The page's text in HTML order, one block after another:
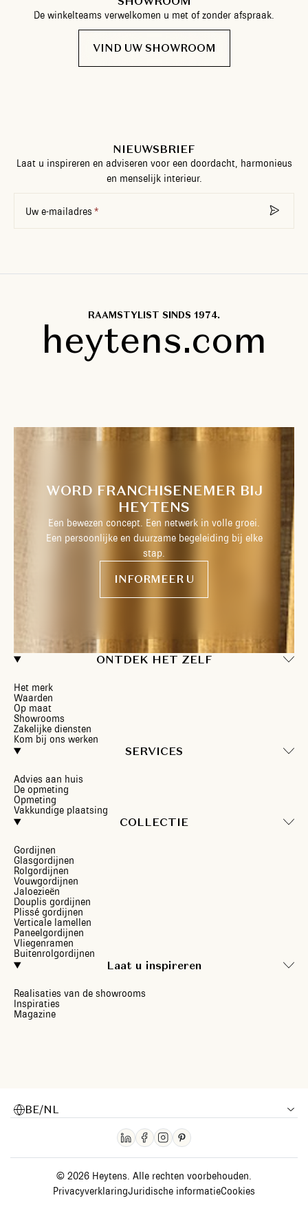
De winkelteams verwelkomen u met of zonder afspraak.
VIND UW SHOWROOM
NIEUWSBRIEF
Laat u inspireren en adviseren voor een doordacht, harmonieus
en menselijk interieur.
Uw e-mailadres
RAAMSTYLIST SINDS 1974.
heytens.com
ONTDEK HET ZELF
Het merk
Waarden
Op maat
Showrooms
Zakelijke diensten
Kom bij ons werken
SERVICES
Advies aan huis
De opmeting
Opmeting
Vakkundige plaatsing
COLLECTIE
Gordijnen
Glasgordijnen
Rolgordijnen
Vouwgordijnen
Jaloezieën
Douplis gordijnen
Plissé gordijnen
Verticale lamellen
Paneelgordijnen
Vliegenramen
Buitenrolgordijnen
Laat u inspireren
Realisaties van de showrooms
Inspiraties
Magazine
WORD FRANCHISENEMER BIJ
HEYTENS
Een bewezen concept. Een netwerk in volle groei.
Een persoonlijke en duurzame begeleiding bij elke
stap.
INFORMEER U
BE/NL
© 2026 Heytens. Alle rechten voorbehouden.
PrivacyverklaringJuridische informatieCookies